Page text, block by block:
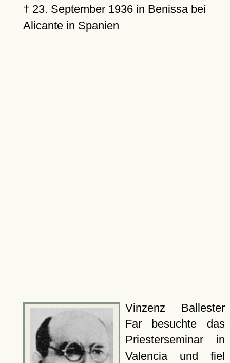
† 23. September 1936in Benissabei
Alicante in Spanien
Vinzenz Ballester
Far besuchte das
Priesterseminarin
Valencia und fiel